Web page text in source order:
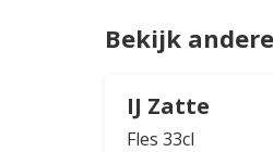
Bekijk
IJ Zatte
Fles 33cl